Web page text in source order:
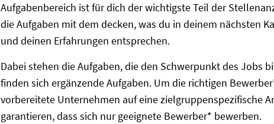
Aufgabenbereich ist für dich der wichtigste Teil der
die Aufgaben mit dem decken, was du in deinem nächsten
und deinen Erfahrungen entsprechen.
Dabei stehen die Aufgaben, die den Schwerpunkt des Jobs
finden sich ergänzende Aufgaben. Um die richtigen
vorbereitete Unternehmen auf eine zielgruppenspezifische
garantieren, dass sich nur geeignete Bewerber* bewerben.